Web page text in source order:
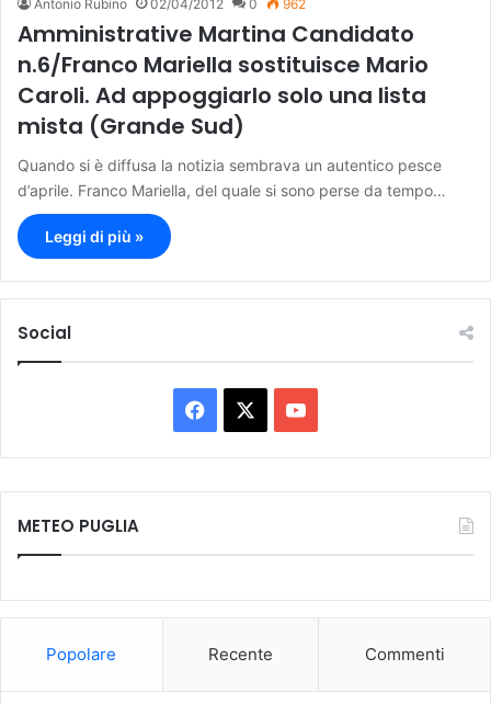
Antonio Rubino 02/04/2012 0 962
Amministrative Martina Candidato
n.6/Franco Mariella sostituisce Mario
Caroli. Ad appoggiarlo solo una lista
mista (Grande Sud)
Quando si è diffusa la notizia sembrava un autentico pesce
d’aprile. Franco Mariella, del quale si sono perse da tempo…
Leggi di più »
Social
a
c
o
u
METEO PUGLIA
Popolare Recente Commenti